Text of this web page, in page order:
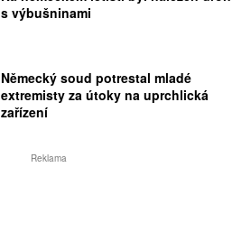
s výbušninami
Německý soud potrestal mladé
extremisty za útoky na uprchlická
zařízení
Reklama